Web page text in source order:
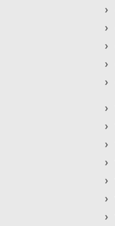
›
›
›
›
›
›
›
›
›
›
›
›